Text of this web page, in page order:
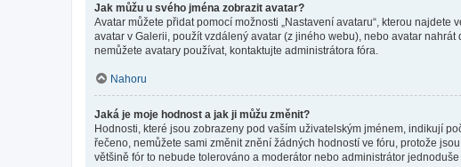
Jak můžu u svého jména zobrazit avatar?
Avatar můžete přidat pomocí možnosti „Nastavení avataru“, kterou najdete
avatar v Galerii, použít vzdálený avatar (z jiného webu), nebo avatar
nemůžete avatary používat, kontaktujte administrátora fóra.
Nahoru
Jaká je moje hodnost a jak ji můžu změnit?
Hodnosti, které jsou zobrazeny pod vaším uživatelským jménem, indikují
řečeno, nemůžete sami změnit znění žádných hodností ve fóru, protože
většině fór to nebude tolerováno a moderátor nebo administrátor jednoduše